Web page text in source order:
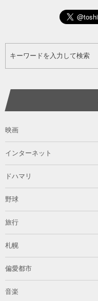
映画
インターネット
ドハマリ
野球
旅行
札幌
偏愛都市
音楽